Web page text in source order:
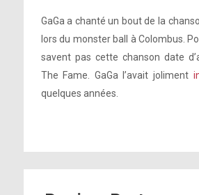
GaGa a chanté un bout de la
lors du monster ball à Colombus.
savent pas cette chanson date
The Fame. GaGa l’avait joliment
quelques années.